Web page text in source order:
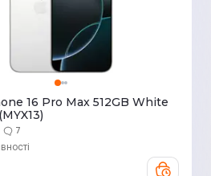
16 Pro Max 512GB White
7